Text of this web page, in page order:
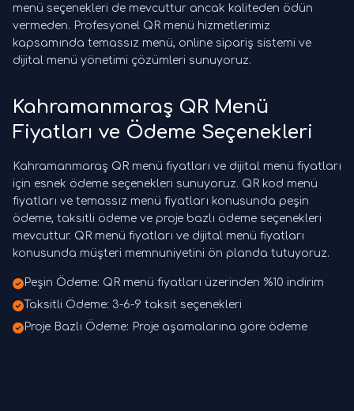
menü seçenekleri de mevcuttur ancak kaliteden ödün
vermeden. Profesyonel QR menü hizmetlerimiz
kapsamında temassız menü, online sipariş sistemi ve
dijital menü yönetimi çözümleri sunuyoruz.
Kahramanmaraş QR Menü
Fiyatları ve Ödeme Seçenekleri
Kahramanmaraş QR menü fiyatları ve dijital menü fiyatları
için esnek ödeme seçenekleri sunuyoruz. QR kod menü
fiyatları ve temassız menü fiyatları konusunda peşin
ödeme, taksitli ödeme ve proje bazlı ödeme seçenekleri
mevcuttur. QR menü fiyatları ve dijital menü fiyatları
konusunda müşteri memnuniyetini ön planda tutuyoruz.
Peşin Ödeme: QR menü fiyatları üzerinden %10 indirim
Taksitli Ödeme: 3-6-9 taksit seçenekleri
Proje Bazlı Ödeme: Proje aşamalarına göre ödeme